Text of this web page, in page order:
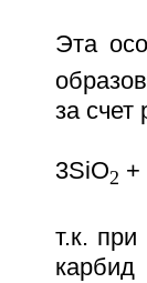
Эта
за счет
3SiO2 +
т.к.
карбид